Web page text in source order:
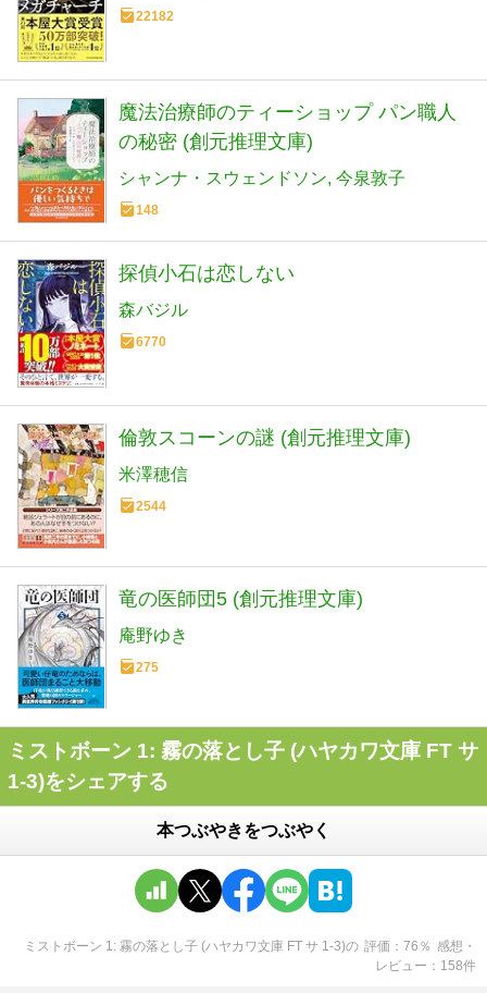
22182
魔法治療師のティーショップ パン職人
の秘密 (創元推理文庫)
シャンナ・スウェンドソン 今泉敦子
148
探偵小石は恋しない
森バジル
6770
倫敦スコーンの謎 (創元推理文庫)
米澤穂信
2544
竜の医師団5 (創元推理文庫)
庵野ゆき
275
ミストボーン 1: 霧の落とし子 (ハヤカワ文庫 FT サ
1-3)をシェアする
本つぶやきをつぶやく
ミストボーン 1: 霧の落とし子 (ハヤカワ文庫 FT サ 1-3)の 評価 76 ％ 感想・
レビュー
158件